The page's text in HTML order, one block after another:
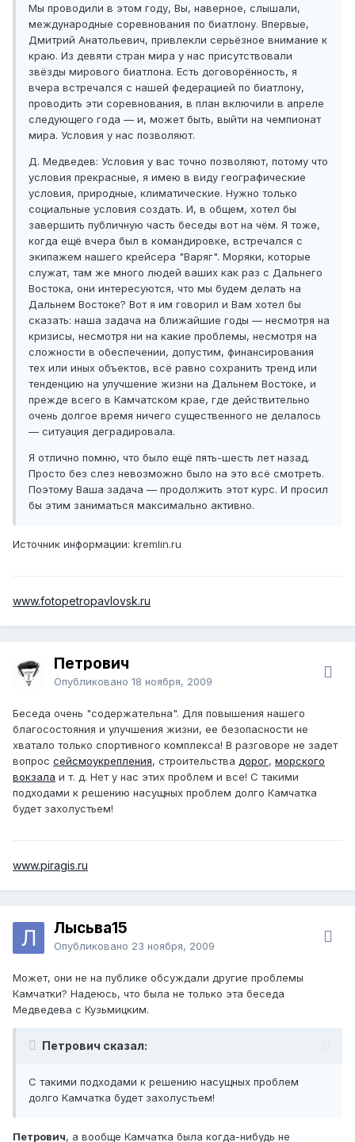
Мы проводили в этом году, Вы, наверное, слышали,
международные соревнования по биатлону. Впервые,
Дмитрий Анатольевич, привлекли серьёзное внимание к
краю. Из девяти стран мира у нас присутствовали
звёзды мирового биатлона. Есть договорённость, я
вчера встречался с нашей федерацией по биатлону,
проводить эти соревнования, в план включили в апреле
следующего года — и, может быть, выйти на чемпионат
мира. Условия у нас позволяют.
Д. Медведев: Условия у вас точно позволяют, потому что
условия прекрасные, я имею в виду географические
условия, природные, климатические. Нужно только
социальные условия создать. И, в общем, хотел бы
завершить публичную часть беседы вот на чём. Я тоже,
когда ещё вчера был в командировке, встречался с
экипажем нашего крейсера "Варяг". Моряки, которые
служат, там же много людей ваших как раз с Дальнего
Востока, они интересуются, что мы будем делать на
Дальнем Востоке? Вот я им говорил и Вам хотел бы
сказать: наша задача на ближайшие годы — несмотря на
кризисы, несмотря ни на какие проблемы, несмотря на
сложности в обеспечении, допустим, финансирования
тех или иных объектов, всё равно сохранить тренд или
тенденцию на улучшение жизни на Дальнем Востоке, и
прежде всего в Камчатском крае, где действительно
очень долгое время ничего существенного не делалось
— ситуация деградировала.
Я отлично помню, что было ещё пять-шесть лет назад.
Просто без слез невозможно было на это всё смотреть.
Поэтому Ваша задача — продолжить этот курс. И просил
бы этим заниматься максимально активно.
Источник информации: kremlin.ru
www.fotopetropavlovsk.ru
Петрович
Опубликовано 18 ноября, 2009
Беседа очень "содержательна". Для повышения нашего
благосостояния и улучшения жизни, ее безопасности не
хватало только спортивного комплекса! В разговоре не задет
вопрос сейсмоукрепления, строительства дорог, морского
вокзала и т. д. Нет у нас этих проблем и все! С такими
подходами к решению насущных проблем долго Камчатка
будет захолустьем!
www.piragis.ru
Лысьва15
Опубликовано 23 ноября, 2009
Может, они не на публике обсуждали другие проблемы
Камчатки? Надеюсь, что была не только эта беседа
Медведева с Кузьмицким.
Петрович сказал:
С такими подходами к решению насущных проблем
долго Камчатка будет захолустьем!
Петрович, а вообще Камчатка была когда-нибудь не